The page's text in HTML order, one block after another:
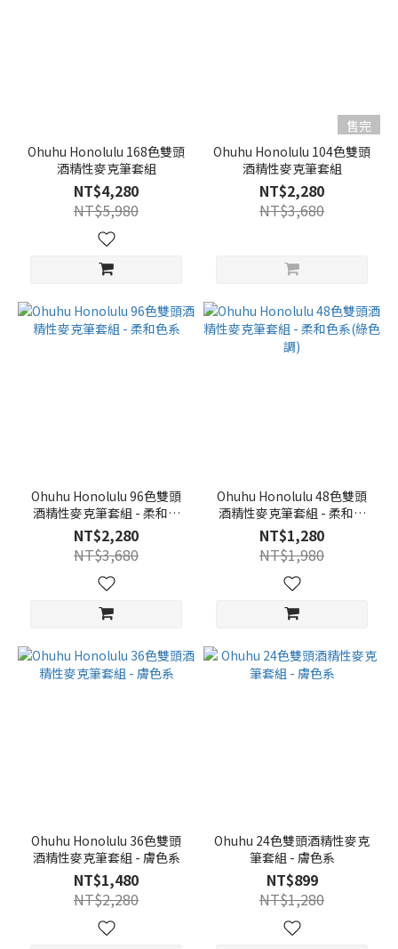
Ohuhu Honolulu 168色雙頭
酒精性麥克筆套組
NT$4,280
NT$5,980
售完
Ohuhu Honolulu 104色雙頭
酒精性麥克筆套組
NT$2,280
NT$3,680
Ohuhu Honolulu 96色雙頭
酒精性麥克筆套組 - 柔和色
系
NT$2,280
NT$3,680
Ohuhu Honolulu 48色雙頭
酒精性麥克筆套組 - 柔和色
系(綠色調)
NT$1,280
NT$1,980
Ohuhu Honolulu 36色雙頭
酒精性麥克筆套組 - 膚色系
NT$1,480
NT$2,280
Ohuhu 24色雙頭酒精性麥克
筆套組 - 膚色系
NT$899
NT$1,280